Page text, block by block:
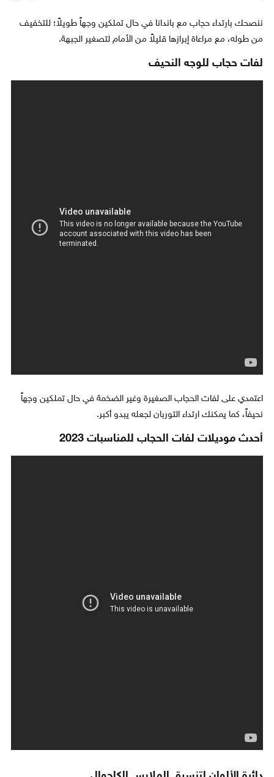
ننصحك بارتداء حجاب مع باندانا في حال تملكين وجهاً طويلاً؛ للتخفيف
من طوله، مع مراعاة إبرازها قليلاً من الأمام لتصغير الجبهة.
لفات حجاب للوجه النحيف
اعتمدي على لفات الحجاب الصغيرة وغير الضخمة في حال تملكين وجهاً
نحيفاً، كما يمكنك ارتداء التوربان لجعله يبدو أكبر.
أحدث موديلات لفات الحجاب للمناسبات 2023